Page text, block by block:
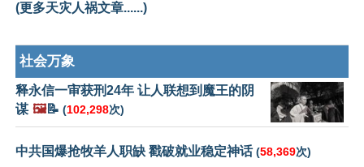
(更多天灾人祸文章......)
社会万象
释永信一审获刑24年 让人联想到魔王的阴
谋 🖼️📝 (102,298次)
中共国爆抢牧羊人职缺 戳破就业稳定神话(58,369次)